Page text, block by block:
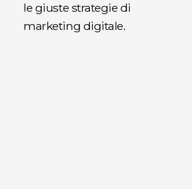
le giuste strategie di
marketing digitale.